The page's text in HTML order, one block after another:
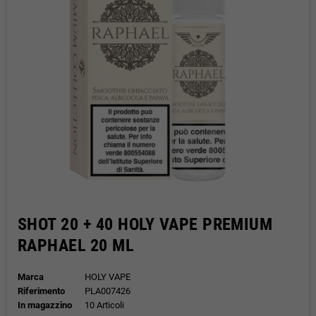
SHOT 20 + 40 HOLY VAPE PREMIUM
RAPHAEL 20 ML
Marca
HOLY VAPE
Riferimento
PLA007426
In magazzino
10 Articoli